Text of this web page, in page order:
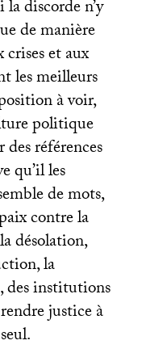
la discorde n’y
de manière
et aux
les meilleurs
à voir,
politique
références
qu’il les
de mots,
contre la
désolation,
la
des institutions
justice à